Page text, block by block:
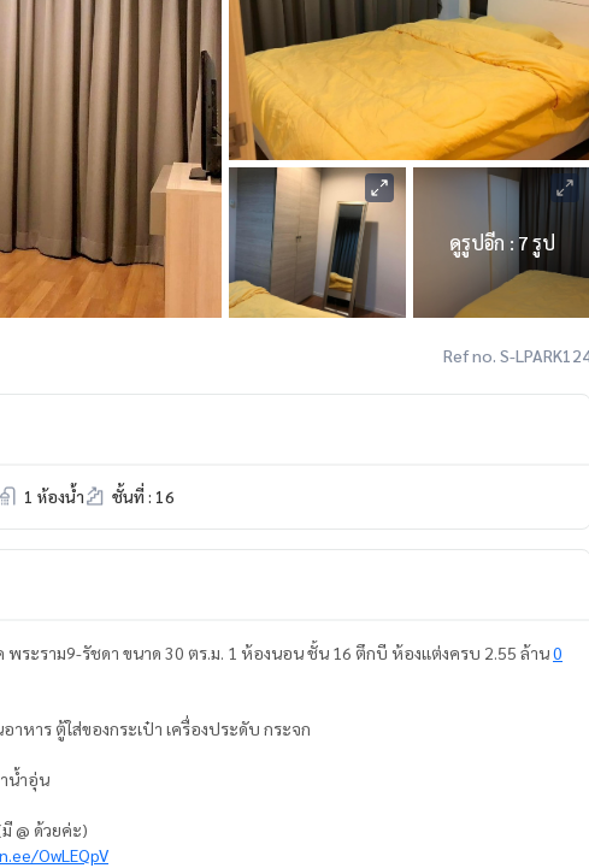
ดูรูปอีก : 7 รูป
Ref no. S-
1 ห้องน้ำ ชั้นที่ : 16
พระราม9-รัชดา ขนาด 30 ตร.ม. 1 ห้องนอน ชั้น 16 ตึกบี ห้องแต่งครบ 2.55 ล้าน0
โต๊ะทานอาหาร ตู้ใส่ของกระเป๋า เครื่องประดับ กระจก
ำน้ำอุ่น
(มี @ ด้วยค่ะ)
OwLEQpV